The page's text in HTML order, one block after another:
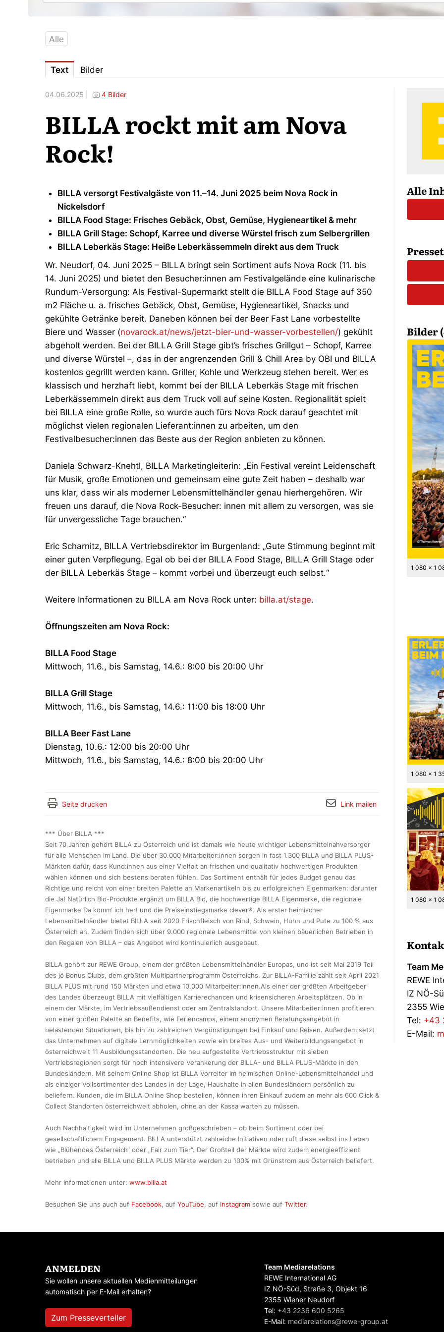
Alle
Text Bilder
04.06.2025 | 4 Bilder
BILLA rockt mit am Nova
Rock!
BILLA versorgt Festivalgäste von 11.–14. Juni 2025 beim Nova Rock in
Nickelsdorf
BILLA Food Stage: Frisches Gebäck, Obst, Gemüse, Hygieneartikel & mehr
BILLA Grill Stage: Schopf, Karree und diverse Würstel frisch zum Selbergrillen
BILLA Leberkäs Stage: Heiße Leberkässemmeln direkt aus dem Truck
Wr. Neudorf, 04. Juni 2025 – BILLA bringt sein Sortiment aufs Nova Rock (11. bis
14. Juni 2025) und bietet den Besucher:innen am Festivalgelände eine kulinarische
Rundum-Versorgung: Als Festival-Supermarkt stellt die BILLA Food Stage auf 350
m2 Fläche u. a. frisches Gebäck, Obst, Gemüse, Hygieneartikel, Snacks und
gekühlte Getränke bereit. Daneben können bei der Beer Fast Lane vorbestellte
Biere und Wasser (novarock.at/news/jetzt-bier-und-wasser-vorbestellen/) gekühlt
abgeholt werden. Bei der BILLA Grill Stage gibt’s frisches Grillgut – Schopf, Karree
und diverse Würstel –, das in der angrenzenden Grill & Chill Area by OBI und BILLA
kostenlos gegrillt werden kann. Griller, Kohle und Werkzeug stehen bereit. Wer es
klassisch und herzhaft liebt, kommt bei der BILLA Leberkäs Stage mit frischen
Leberkässemmeln direkt aus dem Truck voll auf seine Kosten. Regionalität spielt
bei BILLA eine große Rolle, so wurde auch fürs Nova Rock darauf geachtet mit
möglichst vielen regionalen Lieferant:innen zu arbeiten, um den
Festivalbesucher:innen das Beste aus der Region anbieten zu können.
Daniela Schwarz-Knehtl, BILLA Marketingleiterin: „Ein Festival vereint Leidenschaft
für Musik, große Emotionen und gemeinsam eine gute Zeit haben – deshalb war
uns klar, dass wir als moderner Lebensmittelhändler genau hierhergehören. Wir
freuen uns darauf, die Nova Rock-Besucher: innen mit allem zu versorgen, was sie
für unvergessliche Tage brauchen.“
Eric Scharnitz, BILLA Vertriebsdirektor im Burgenland: „Gute Stimmung beginnt mit
einer guten Verpflegung. Egal ob bei der BILLA Food Stage, BILLA Grill Stage oder
der BILLA Leberkäs Stage – kommt vorbei und überzeugt euch selbst.“
Weitere Informationen zu BILLA am Nova Rock unter: billa.at/stage.
Öffnungszeiten am Nova Rock:
BILLA Food Stage
Mittwoch, 11.6., bis Samstag, 14.6.: 8:00 bis 20:00 Uhr
BILLA Grill Stage
Mittwoch, 11.6., bis Samstag, 14.6.: 11:00 bis 18:00 Uhr
BILLA Beer Fast Lane
Dienstag, 10.6.: 12:00 bis 20:00 Uhr
Mittwoch, 11.6., bis Samstag, 14.6.: 8:00 bis 20:00 Uhr
Seite drucken Link mailen
*** Über BILLA ***
Seit 70 Jahren gehört BILLA zu Österreich und ist damals wie heute wichtiger Lebensmittelnahversorger
für alle Menschen im Land. Die über 30.000 Mitarbeiter:innen sorgen in fast 1.300 BILLA und BILLA PLUS-
Märkten dafür, dass Kund:innen aus einer Vielfalt an frischen und qualitativ hochwertigen Produkten
wählen können und sich bestens beraten fühlen. Das Sortiment enthält für jedes Budget genau das
Richtige und reicht von einer breiten Palette an Markenartikeln bis zu erfolgreichen Eigenmarken: darunter
die Ja! Natürlich Bio-Produkte ergänzt um BILLA Bio, die hochwertige BILLA Eigenmarke, die regionale
Eigenmarke Da komm‘ ich her! und die Preiseinstiegsmarke clever®. Als erster heimischer
Lebensmittelhändler bietet BILLA seit 2020 Frischfleisch von Rind, Schwein, Huhn und Pute zu 100 % aus
Österreich an. Zudem finden sich über 9.000 regionale Lebensmittel von kleinen bäuerlichen Betrieben in
den Regalen von BILLA – das Angebot wird kontinuierlich ausgebaut.
BILLA gehört zur REWE Group, einem der größten Lebensmittelhändler Europas, und ist seit Mai 2019 Teil
des jö Bonus Clubs, dem größten Multipartnerprogramm Österreichs. Zur BILLA-Familie zählt seit April 2021
BILLA PLUS mit rund 150 Märkten und etwa 10.000 Mitarbeiter:innen.Als einer der größten Arbeitgeber
des Landes überzeugt BILLA mit vielfältigen Karrierechancen und krisensicheren Arbeitsplätzen. Ob in
einem der Märkte, im Vertriebsaußendienst oder am Zentralstandort. Unsere Mitarbeiter:innen profitieren
von einer großen Palette an Benefits, wie Feriencamps, einem anonymen Beratungsangebot in
belastenden Situationen, bis hin zu zahlreichen Vergünstigungen bei Einkauf und Reisen. Außerdem setzt
das Unternehmen auf digitale Lernmöglichkeiten sowie ein breites Aus- und Weiterbildungsangebot in
österreichweit 11 Ausbildungsstandorten. Die neu aufgestellte Vertriebsstruktur mit sieben
Vertriebsregionen sorgt für noch intensivere Verankerung der BILLA- und BILLA PLUS-Märkte in den
Bundesländern. Mit seinem Online Shop ist BILLA Vorreiter im heimischen Online-Lebensmittelhandel und
als einziger Vollsortimenter des Landes in der Lage, Haushalte in allen Bundesländern persönlich zu
beliefern. Kunden, die im BILLA Online Shop bestellen, können ihren Einkauf zudem an mehr als 600 Click &
Collect Standorten österreichweit abholen, ohne an der Kassa warten zu müssen.
Auch Nachhaltigkeit wird im Unternehmen großgeschrieben – ob beim Sortiment oder bei
gesellschaftlichem Engagement. BILLA unterstützt zahlreiche Initiativen oder ruft diese selbst ins Leben
wie „Blühendes Österreich“ oder „Fair zum Tier“. Der Großteil der Märkte wird zudem energieeffizient
betrieben und alle BILLA und BILLA PLUS Märkte werden zu 100% mit Grünstrom aus Österreich beliefert.
Mehr Informationen unter: www.billa.at
Besuchen Sie uns auch auf Facebook, auf YouTube, auf Instagram sowie auf Twitter.
Alle
Bilder
1 080 x 1
1 080 x 1
1 080 x 1
Team
REWE
IZ NÖ-
2355
Tel: +43
E-Mail:
ANMELDEN
Sie wollen unsere aktuellen Medienmitteilungen
automatisch per E-Mail erhalten?
Zum Presseverteiler
Team Mediarelations
REWE International AG
IZ NÖ-Süd, Straße 3, Objekt 16
2355 Wiener Neudorf
Tel: +43 2236 600 5265
E-Mail: mediarelations@rewe-group.at